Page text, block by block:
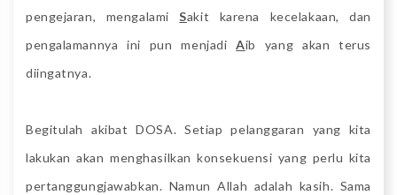
pengejaran, mengalamiSakit karena kecelakaan, dan
pengalamannya ini pun menjadiAib yang akan terus
diingatnya.
Begitulah akibat DOSA. Setiap pelanggaran yang kita
lakukan akan menghasilkan konsekuensi yang perlu kita
pertanggungjawabkan. Namun Allah adalah kasih. Sama